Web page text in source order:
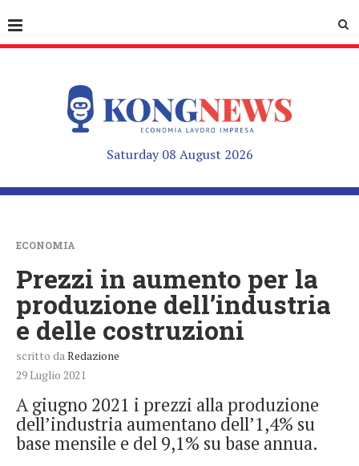
Saturday 08 August 2026
ECONOMIA
Prezzi in aumento per la
produzione dell’industria
e delle costruzioni
scritto da Redazione
29 Luglio 2021
A giugno 2021 i prezzi alla produzione
dell’industria aumentano dell’1,4% su
base mensile e del 9,1% su base annua.